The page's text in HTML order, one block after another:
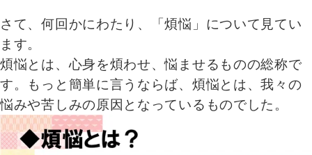
さて、何回かにわたり、「煩悩」について見てい
ます。
煩悩とは、心身を煩わせ、悩ませるものの総称で
す。もっと簡単に言うならば、煩悩とは、我々の
悩みや苦しみの原因となっているものでした。